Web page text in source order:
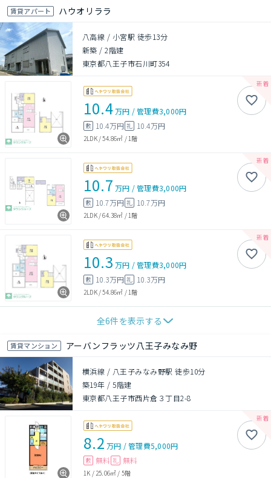
賃貸アパート ハウオリララ
八高線 / 小宮駅 徒歩13分
新築 /2階建
東京都八王子市石川町354
10.4万円 /管理費3,000円
敷 10.4万円 礼 10.4万円
2LDK/54.86㎡ /1階
10.7 万円 /管理費3,000円
敷 10.7万円 礼 10.7万円
2LDK/64.38㎡ /1階
10.3 万円 /管理費3,000円
敷 10.3万円 礼 10.3万円
2LDK/54.86㎡ /1階
全6件を表示する
賃貸マンション アーバンフラッツ八王子みなみ野
横浜線 / 八王子みなみ野駅 徒歩10分
築19年 /5階建
東京都八王子市西片倉３丁目2-8
8.2 万円 /管理費5,000円
敷 無料 礼 無料
1K /25.06㎡ / 5階